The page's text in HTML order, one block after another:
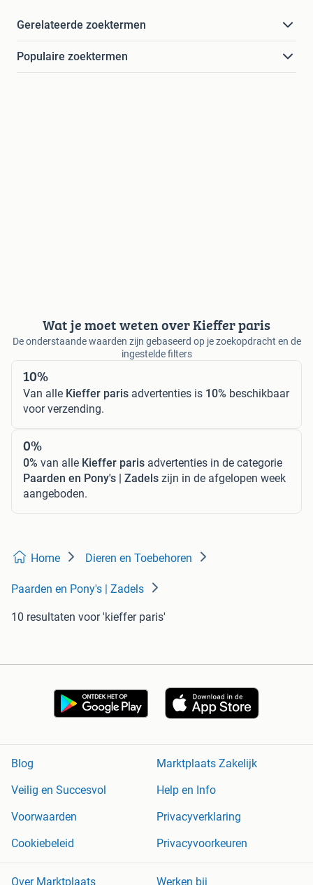
Gerelateerde zoektermen
Populaire zoektermen
Wat je moet weten over Kieffer paris
De onderstaande waarden zijn gebaseerd op je zoekopdracht en de
ingestelde filters
10%
Van alle Kieffer paris advertenties is 10% beschikbaar
voor verzending.
0%
0% van alle Kieffer paris advertenties in de categorie
Paarden en Pony's | Zadels zijn in de afgelopen week
aangeboden.
Home Dieren en Toebehoren
Paarden en Pony's | Zadels
10 resultaten voor 'kieffer paris'
Blog
Marktplaats Zakelijk
Veilig en Succesvol
Help en Info
Voorwaarden
Privacyverklaring
Cookiebeleid
Privacyvoorkeuren
Over Marktplaats Werken bij